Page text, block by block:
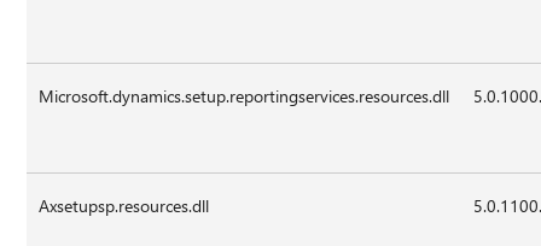
Microsoft.dynamics.setup.reportingservices.resources.dll
Axsetupsp.resources.dll